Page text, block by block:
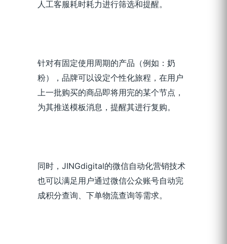
人工客服耗时耗力进行筛选和提醒。
针对有固定使用周期的产品（例如：奶
粉），品牌可以设定个性化旅程，在用户
上一批购买的商品即将用完的某个节点，
为其推送模板消息，提醒其进行复购。
同时，JINGdigital的微信自动化营销技术
也可以满足用户通过微信公众账号自动完
成积分查询、下单物流查询等需求。